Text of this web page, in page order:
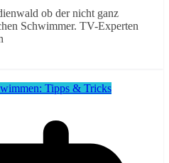
ob der nicht ganz
Schwimmer. TV-Experten
Tipps & Tricks